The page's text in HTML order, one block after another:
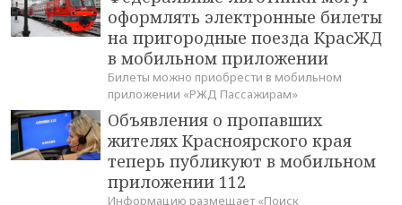
оформлять электронные билеты
на пригородные поезда КрасЖД
в мобильном приложении
Билеты можно приобрести в мобильном
приложении «РЖД Пассажирам»
Объявления о пропавших
жителях Красноярского края
теперь публикуют в мобильном
приложении 112
Информацию размещает «Поиск